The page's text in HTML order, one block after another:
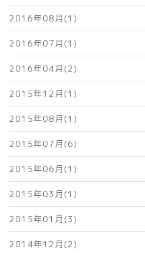
2016年08月(1)
2016年07月(1)
2016年04月(2)
2015年12月(1)
2015年08月(1)
2015年07月(6)
2015年06月(1)
2015年03月(1)
2015年01月(3)
2014年12月(2)